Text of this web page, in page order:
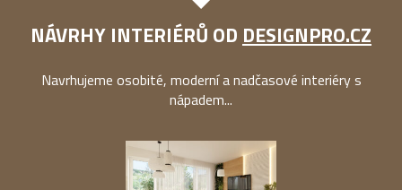
NÁVRHY INTERIÉRŮ OD DESIGNPRO.CZ
Navrhujeme osobité, moderní a nadčasové interiéry s
nápadem...